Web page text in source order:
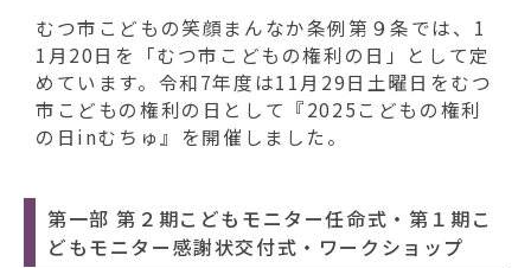
むつ市こどもの笑顔まんなか条例第９条では、1
1月20日を「むつ市こどもの権利の日」として定
めています。令和7年度は11月29日土曜日をむつ
市こどもの権利の日として『2025こどもの権利
の日inむちゅ』を開催しました。
第一部 第２期こどもモニター任命式・第１期こ
どもモニター感謝状交付式・ワークショップ